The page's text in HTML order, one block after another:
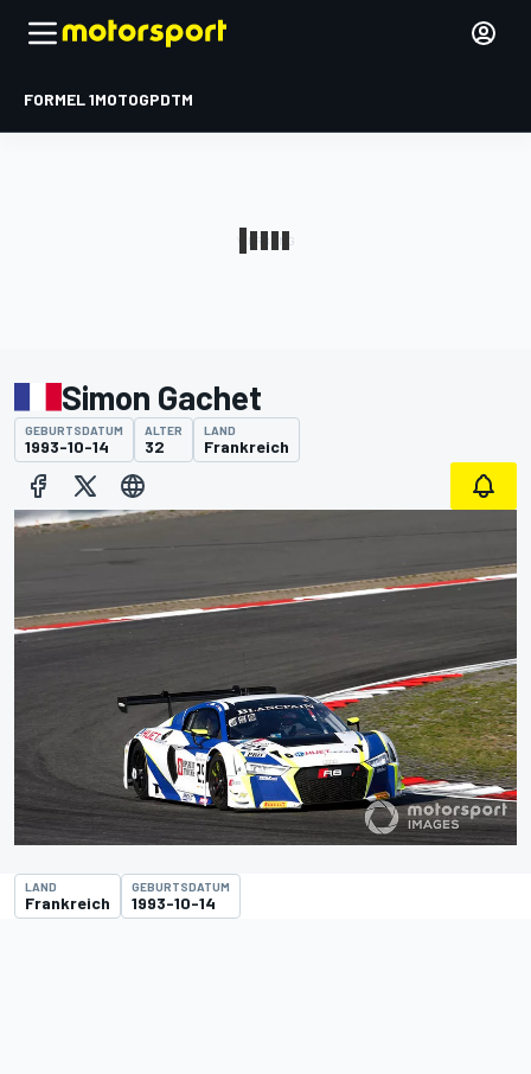
FORMEL 1MOTOGPDTM
Simon Gachet
GEBURTSDATUM
1993-10-14
ALTER
32
LAND
Frankreich
LAND
Frankreich
GEBURTSDATUM
1993-10-14